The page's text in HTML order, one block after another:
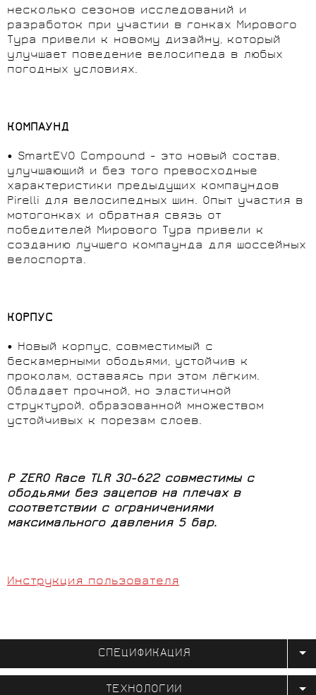
несколько сезонов исследований и
разработок при участии в гонках Мирового
Тура привели к новому дизайну, который
улучшает поведение велосипеда в любых
погодных условиях.
КОМПАУНД
• SmartEVO Compound - это новый состав,
улучшающий и без того превосходные
характеристики предыдущих компаундов
Pirelli для велосипедных шин. Опыт участия в
мотогонках и обратная связь от
победителей Мирового Тура привели к
созданию лучшего компаунда для шоссейных
велоспорта.
КОРПУС
• Новый корпус, совместимый с
бескамерными ободьями, устойчив к
проколам, оставаясь при этом лёгким.
Обладает прочной, но эластичной
структурой, образованной множеством
устойчивых к порезам слоев.
P ZERO Race TLR 30-622 совместимы с
ободьями без зацепов на плечах в
соответствии с ограничениями
максимального давления 5 бар.
Инструкция пользователя
СПЕЦИФИКАЦИЯ
ТЕХНОЛОГИИ